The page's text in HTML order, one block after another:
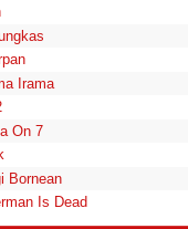
Irama
On 7
Bornean
Is Dead